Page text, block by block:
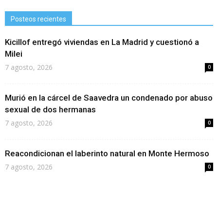
Posteos recientes
Kicillof entregó viviendas en La Madrid y cuestionó a
Milei
7 agosto, 2026 0
Murió en la cárcel de Saavedra un condenado por abuso
sexual de dos hermanas
7 agosto, 2026 0
Reacondicionan el laberinto natural en Monte Hermoso
7 agosto, 2026 0